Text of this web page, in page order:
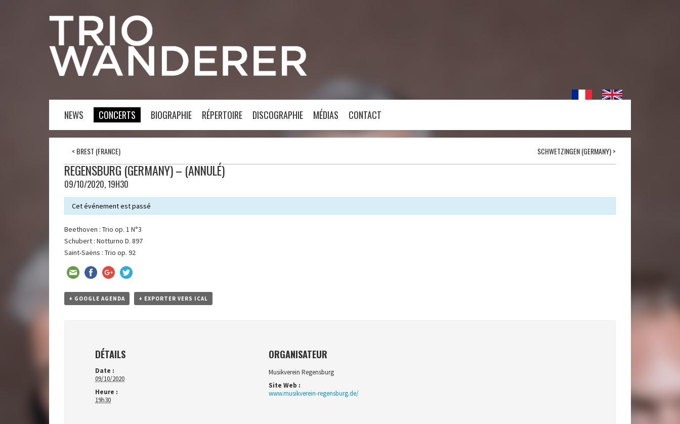
NEWS CONCERTS BIOGRAPHIE RÉPERTOIRE DISCOGRAPHIE MÉDIAS CONTACT
< BREST (FRANCE) SCHWETZINGEN (GERMANY)>
REGENSBURG (GERMANY) – (ANNULÉ)
09/10/2020, 19H30
Cet événement est passé
Beethoven : Trio op. 1 N°3
Schubert : Notturno D. 897
Saint-Saëns : Trio op. 92
+ GOOGLE AGENDA + EXPORTER VERS ICAL
DÉTAILS
Date :
09/10/2020
Heure :
19h30
ORGANISATEUR
Musikverein Regensburg
Site Web :
www.musikverein-regensburg.de/